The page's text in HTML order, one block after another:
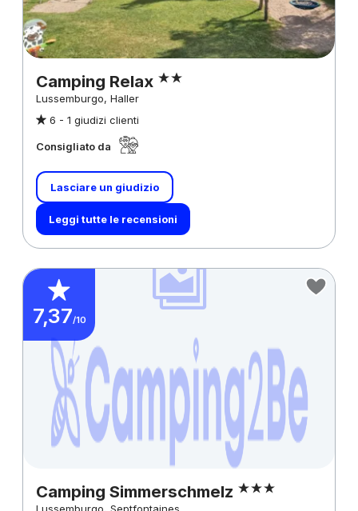
Camping Relax
Lussemburgo, Haller
6 - 1 giudizi clienti
Consigliato da
Lasciare un giudizio
Leggi tutte le recensioni
7,37/10
Camping Simmerschmelz